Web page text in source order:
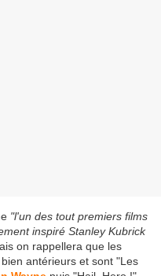
"l'un des tout premiers films
inspiré Stanley Kubrick
on rappellera que les
antérieurs et sont "Les